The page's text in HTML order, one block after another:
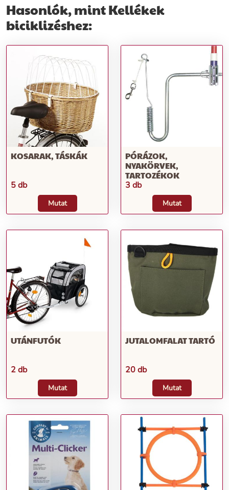
Hasonlók, mint Kellékek
biciklizéshez:
KOSARAK, TÁSKÁK
5 db
Mutat
PÓRÁZOK,
NYAKÖRVEK,
TARTOZÉKOK
3 db
Mutat
UTÁNFUTÓK
2 db
Mutat
JUTALOMFALAT TARTÓ
20 db
Mutat